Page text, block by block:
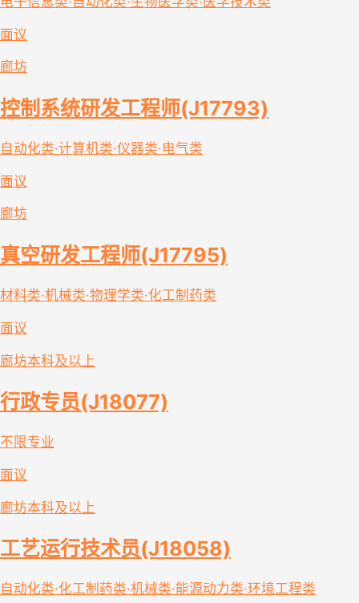
面议
廊坊
控制系统研发工程师(J17793)
自动化类·计算机类·仪器类·电气类
面议
廊坊
真空研发工程师(J17795)
材料类·机械类·物理学类·化工制药类
面议
廊坊本科及以上
行政专员(J18077)
不限专业
面议
廊坊本科及以上
工艺运行技术员(J18058)
自动化类·化工制药类·机械类·能源动力类·环境工程类